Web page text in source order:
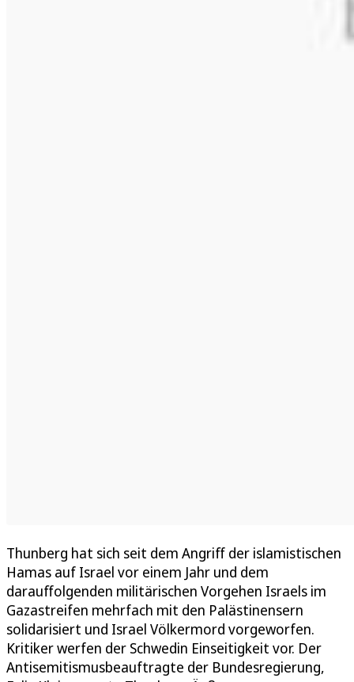
Thunberg hat sich seit dem Angriff der islamistischen
Hamas auf Israel vor einem Jahr und dem
darauffolgenden militärischen Vorgehen Israels im
Gazastreifen mehrfach mit den Palästinensern
solidarisiert und Israel Völkermord vorgeworfen.
Kritiker werfen der Schwedin Einseitigkeit vor. Der
Antisemitismusbeauftragte der Bundesregierung,